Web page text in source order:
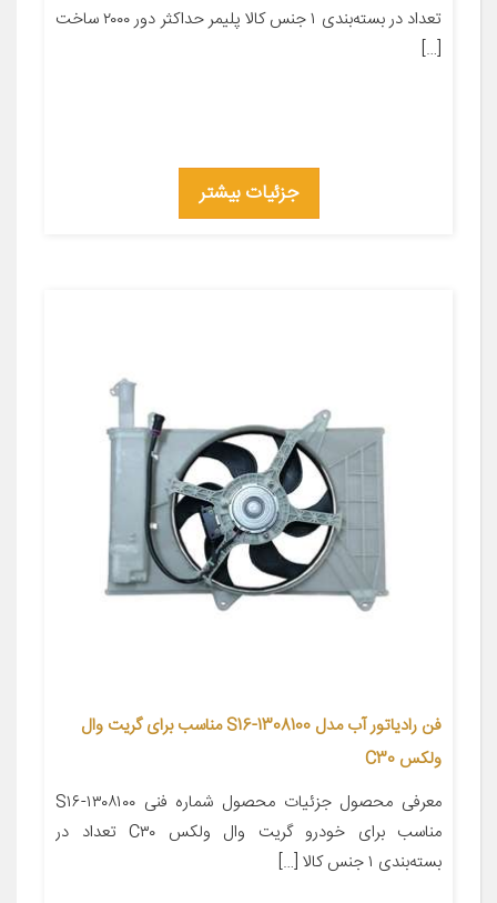
تعداد در بسته‌بندی ۱ جنس کالا پلیمر حداکثر دور ۲۰۰۰ ساخت
[…]
جزئیات بیشتر
فن رادیاتور آب مدل 1308100-S16 مناسب برای گریت وال
ولکس C30
معرفی محصول جزئیات محصول شماره فنی ۱۳۰۸۱۰۰-S۱۶
مناسب برای خودرو گریت وال ولکس C۳۰ تعداد در
بسته‌بندی ۱ جنس کالا […]